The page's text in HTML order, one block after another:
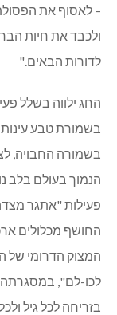
– לאסוף את
ולכבד את חיות
לדורות הבאים."
החג ילווה בשלל
בשמורת טבע
בשמורה החבויה,
הנמוך בעולם בלב
פעילות "אתגר
החושף מכלולים
המצוק הדרומי של
לכו-לם", במסגרתה
בזריחה לכל גיל